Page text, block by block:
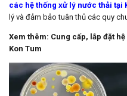
các hệ thống xử lý nước thải tại
lý và đảm bảo tuân thủ các quy
Xem thêm: Cung cấp, lắp đặt
Kon Tum